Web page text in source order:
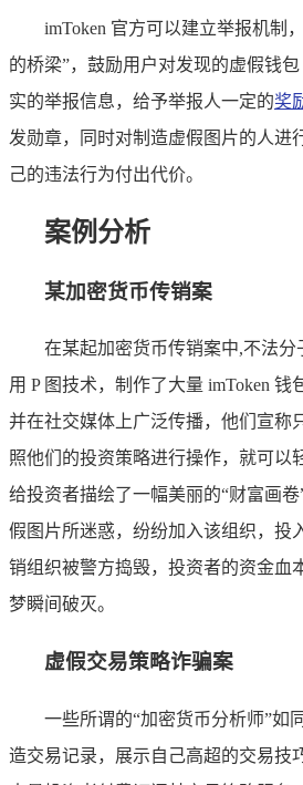
imToken 官方可以建立举报机制
的桥梁”，鼓励用户对发现的虚假钱
实的举报信息，给予举报人一定的奖
发勋章，同时对制造虚假图片的人进
己的违法行为付出代价。
案例分析
某加密货币传销案
在某起加密货币传销案中,不法分
用 P 图技术，制作了大量 imToken 钱
并在社交媒体上广泛传播，他们宣称
照他们的投资策略进行操作，就可以
给投资者描绘了一幅美丽的“财富画
假图片所迷惑，纷纷加入该组织，投
销组织被警方捣毁，投资者的资金血
梦瞬间破灭。
虚假交易策略诈骗案
一些所谓的“加密货币分析师”如
造交易记录，展示自己高超的交易技